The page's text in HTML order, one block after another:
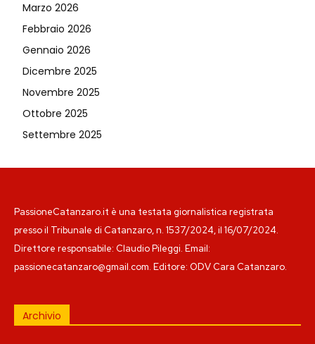
Marzo 2026
Febbraio 2026
Gennaio 2026
Dicembre 2025
Novembre 2025
Ottobre 2025
Settembre 2025
PassioneCatanzaro.it è una testata giornalistica registrata
presso il Tribunale di Catanzaro, n. 1537/2024, il 16/07/2024.
Direttore responsabile: Claudio Pileggi. Email:
passionecatanzaro@gmail.com. Editore: ODV Cara Catanzaro.
Archivio